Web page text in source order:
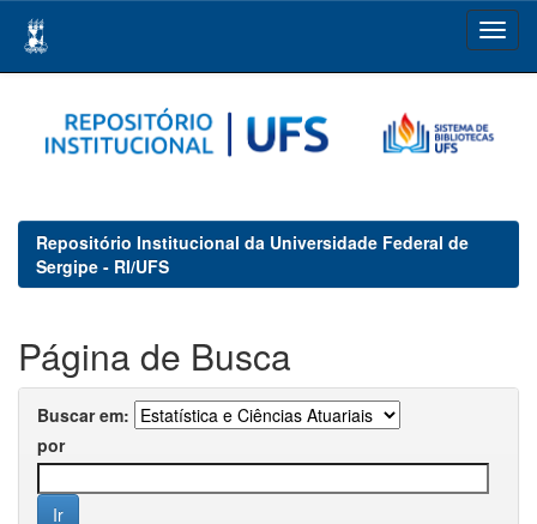
navigation
Repositório Institucional da Universidade Federal de
Sergipe - RI/UFS
Página de Busca
Buscar em:
por